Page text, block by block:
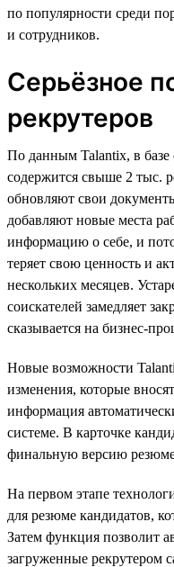
по популярности среди
и сотрудников.
Серьёзное
рекрутеров
По данным Talantix, в базе
содержится свыше 2 тыс.
обновляют свои
добавляют новые места
информацию о себе, и
теряет свою ценность и
нескольких месяцев.
соискателей замедляет
сказывается на бизнес-
Новые возможности
изменения, которые
информация
системе. В карточке
финальную версию
На первом этапе
для резюме кандидатов,
Затем функция позволит
загруженные рекрутером